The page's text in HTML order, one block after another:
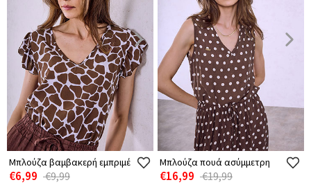
Μπλούζα βαμβακερή εμπριμέ
€6,99 €9,99
Μπλούζα πουά ασύμμετρη
€16,99 €19,99